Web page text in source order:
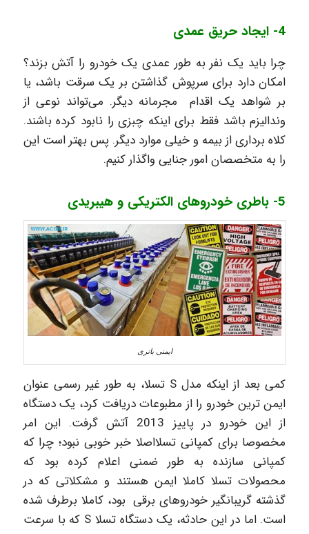
4- ایجاد حریق عمدی
چرا باید یک نفر به طور عمدی یک خودرو را آتش بزند؟
امکان دارد برای سرپوش گذاشتن بر یک سرقت باشد، یا
بر شواهد یک اقدام مجرمانه دیگر. می‌تواند نوعی از
وندالیزم باشد فقط برای اینکه چبزی را نابود کرده باشند.
کلاه برداری از بیمه و خیلی موارد دیگر. پس بهتر است این
را به متخصصان امور جنایی واگذار کنیم.
5- باطری خودروهای الکتریکی و هیبریدی
ایمنی باتری
کمی بعد از اینکه مدل S تسلا، به طور غیر رسمی عنوان
ایمن ترین خودرو را از مطبوعات دریافت کرد، یک دستگاه
از این خودرو در پاییز 2013 آتش گرفت. این امر
مخصوصا برای کمپانی تسلااصلا خبر خوبی نبود؛ چرا که
کمپانی سازنده به طور ضمنی اعلام کرده بود که
محصولات تسلا کاملا ایمن هستند و مشکلاتی که در
گذشته گریبانگیر خودروهای برقی بود، کاملا برطرف شده
است. اما در این حادثه، یک دستگاه تسلا S که با سرعت